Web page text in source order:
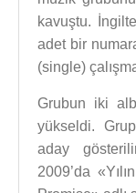
kavuştu.
adet bir
(single)
Grubun iki
yükseldi.
aday
2009’da